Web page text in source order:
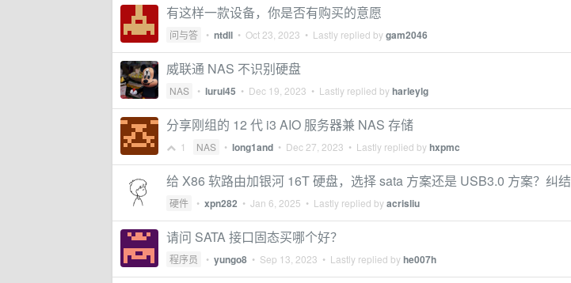
有这样一款设备，你是否有购买的意愿
问与答 • ntdll • Oct 23, 2023 • Lastly replied bygam2046
威联通 NAS 不识别硬盘
NAS • lurui45 • Dec 19, 2023 • Lastly replied byharleylg
分享刚组的 12 代 i3 AIO 服务器兼 NAS 存储
1 NAS • long1and • Dec 27, 2023 • Lastly replied byhxpmc
给 X86 软路由加银河 16T 硬盘，选择 sata 方案还是 USB3.0 方案？纠结
硬件 • xpn282 • Jan 6, 2025 • Lastly replied byacrisliu
请问 SATA 接口固态买哪个好？
程序员 • yungo8 • Sep 13, 2023 • Lastly replied byhe007h